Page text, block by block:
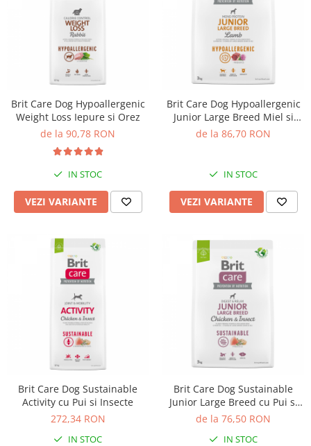
Brit Care Dog Hypoallergenic
Weight Loss Iepure si Orez
de la 90,78 RON
IN STOC
VEZI VARIANTE
Brit Care Dog Hypoallergenic
Junior Large Breed Miel si
Orez
de la 86,70 RON
IN STOC
VEZI VARIANTE
Brit Care Dog Sustainable
Activity cu Pui si Insecte
272,34 RON
IN STOC
Brit Care Dog Sustainable
Junior Large Breed cu Pui si
Insecte
de la 76,50 RON
IN STOC